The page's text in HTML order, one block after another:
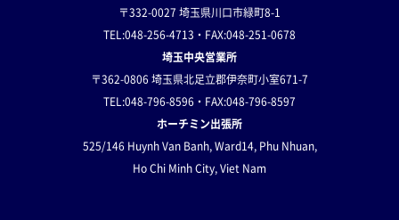
〒332-0027 埼玉県川口市緑町8-1
TEL:048-256-4713・FAX:048-251-0678
埼玉中央営業所
〒362-0806 埼玉県北足立郡伊奈町小室671-7
TEL:048-796-8596・FAX:048-796-8597
ホーチミン出張所
525/146 Huynh Van Banh,Ward14, Phu Nhuan,
Ho Chi Minh City, Viet Nam